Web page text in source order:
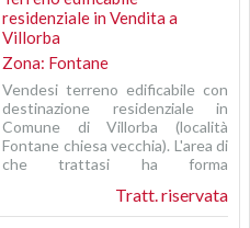
residenziale in Vendita a
Villorba
Zona: Fontane
Vendesi terreno edificabile con
destinazione residenziale in
Comune di Villorba (località
Fontane chiesa vecchia). L'area di
che trattasi ha forma
Tratt. riservata